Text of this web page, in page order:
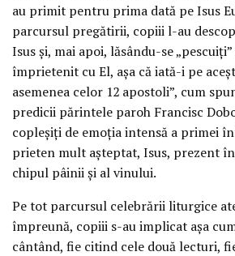
au primit pentru prima dată pe Isus
parcursul pregătirii, copiii l-au
Isus și, mai apoi, lăsându-se
împrietenit cu El, așa că iată-i pe
asemenea celor 12 apostoli”, cum
predicii părintele paroh Francisc
copleșiți de emoția intensă a primei
prieten mult așteptat, Isus, prezent
chipul pâinii și al vinului.
Pe tot parcursul celebrării liturgice
împreună, copiii s-au implicat așa
cântând, fie citind cele două lecturi,